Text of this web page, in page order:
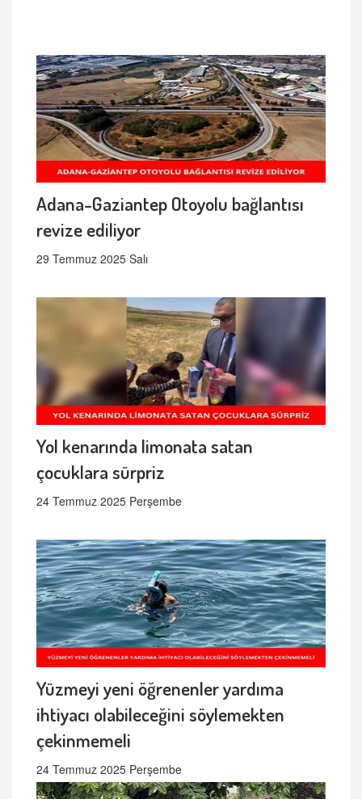
Adana-Gaziantep Otoyolu bağlantısı
revize ediliyor
29 Temmuz 2025 Salı
Yol kenarında limonata satan
çocuklara sürpriz
24 Temmuz 2025 Perşembe
Yüzmeyi yeni öğrenenler yardıma
ihtiyacı olabileceğini söylemekten
çekinmemeli
24 Temmuz 2025 Perşembe